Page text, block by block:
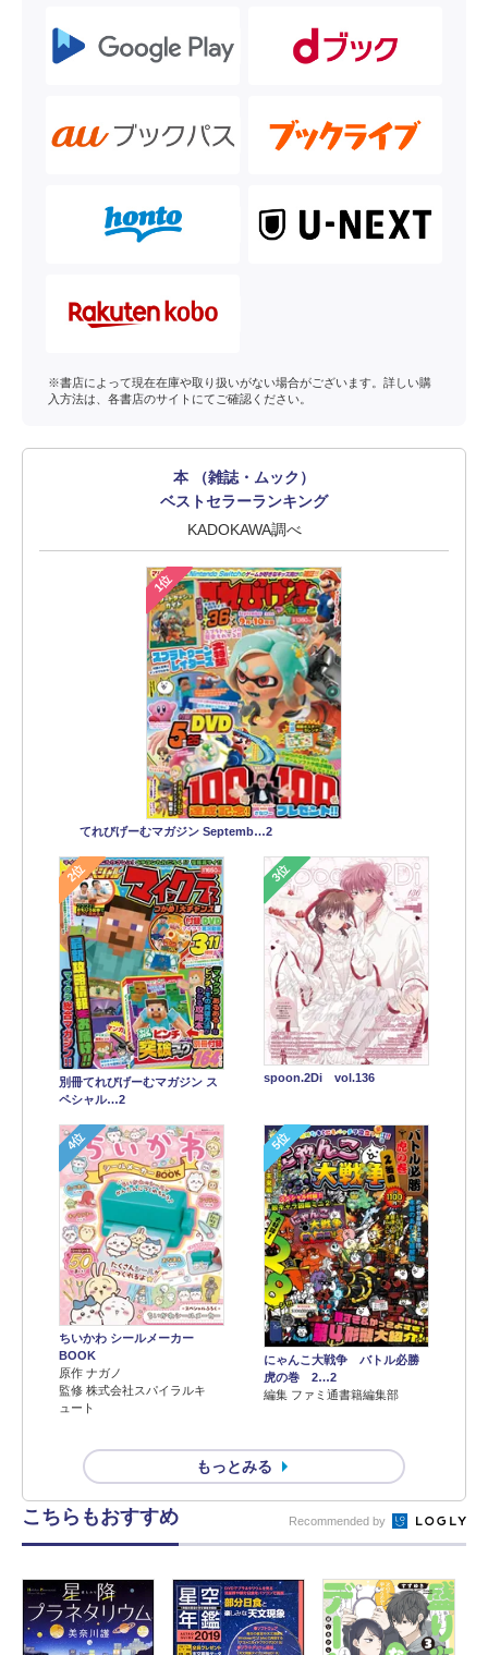
※書店によって現在在庫や取り扱いがない場合がございます。詳しい購
入方法は、各書店のサイトにてご確認ください。
本 （雑誌・ムック）
ベストセラーランキング
KADOKAWA調べ
1位
てれびげーむマガジン Septemb…2
2位
別冊てれびげーむマガジン ス
ペシャル…2
3位
spoon.2Di vol.136
4位
ちいかわ シールメーカー
BOOK
原作 ナガノ
監修 株式会社スパイラルキ
ュート
5位
にゃんこ大戦争 バトル必勝
虎の巻 2…2
編集 ファミ通書籍編集部
もっとみる
こちらもおすすめ Recommended by